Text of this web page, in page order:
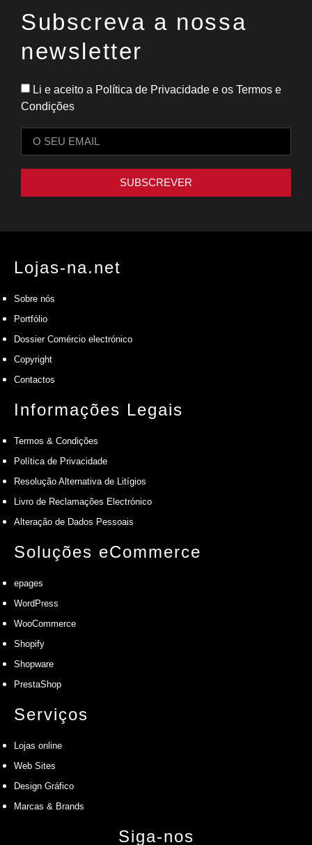
Subscreva a nossa
newsletter
Li e aceito a Política de Privacidade e os Termos e
Condições
SUBSCREVER
Lojas-na.net
Sobre nós
Portfólio
Dossier Comércio electrónico
Copyright
Contactos
Informações Legais
Termos & Condições
Política de Privacidade
Resolução Alternativa de Litígios
Livro de Reclamações Electrónico
Alteração de Dados Pessoais
Soluções eCommerce
epages
WordPress
WooCommerce
Shopify
Shopware
PrestaShop
Serviços
Lojas online
Web Sites
Design Gráfico
Marcas & Brands
Siga-nos